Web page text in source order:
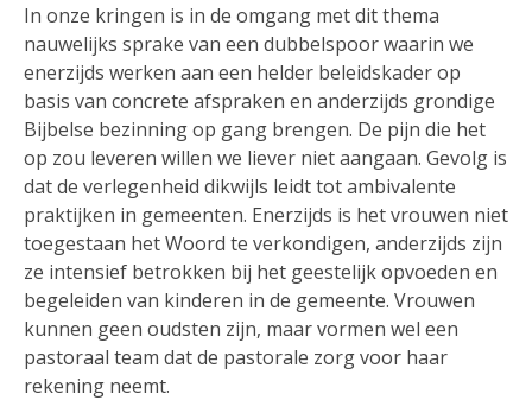
In onze kringen is in de omgang met dit thema
nauwelijks sprake van een dubbelspoor waarin we
enerzijds werken aan een helder beleidskader op
basis van concrete afspraken en anderzijds grondige
Bijbelse bezinning op gang brengen. De pijn die het
op zou leveren willen we liever niet aangaan. Gevolg is
dat de verlegenheid dikwijls leidt tot ambivalente
praktijken in gemeenten. Enerzijds is het vrouwen niet
toegestaan het Woord te verkondigen, anderzijds zijn
ze intensief betrokken bij het geestelijk opvoeden en
begeleiden van kinderen in de gemeente. Vrouwen
kunnen geen oudsten zijn, maar vormen wel een
pastoraal team dat de pastorale zorg voor haar
rekening neemt.